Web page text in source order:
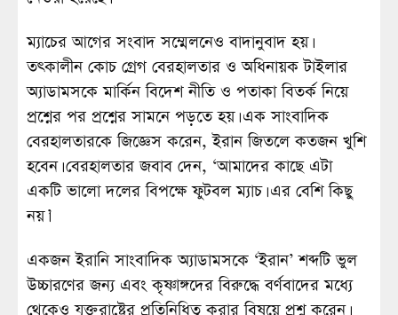
ম্যাচের আগের সংবাদ সম্মেলনেও বাদানুবাদ হয়।
তৎকালীন কোচ গ্রেগ বেরহালতার ও অধিনায়ক টাইলার
অ্যাডামসকে মার্কিন বিদেশ নীতি ও পতাকা বিতর্ক নিয়ে
প্রশ্নের পর প্রশ্নের সামনে পড়তে হয়। এক সাংবাদিক
বেরহালতারকে জিজ্ঞেস করেন, ইরান জিতলে কতজন খুশি
হবেন। বেরহালতার জবাব দেন, ‘আমাদের কাছে এটা
একটি ভালো দলের বিপক্ষে ফুটবল ম্যাচ। এর বেশি কিছু
নয়।’
একজন ইরানি সাংবাদিক অ্যাডামসকে ‘ইরান’ শব্দটি ভুল
উচ্চারণের জন্য এবং কৃষ্ণাঙ্গদের বিরুদ্ধে বর্ণবাদের মধ্যে
থেকেও যুক্তরাষ্ট্রের প্রতিনিধিত্ব করার বিষয়ে প্রশ্ন করেন।